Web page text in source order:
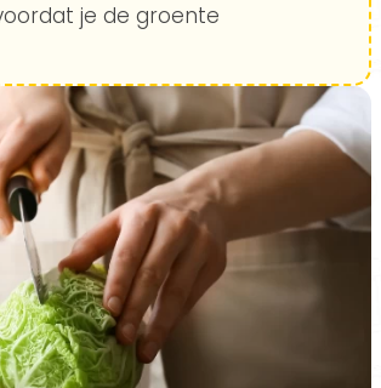
je de groente